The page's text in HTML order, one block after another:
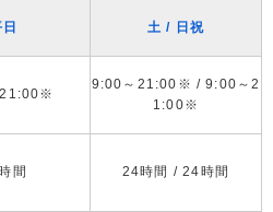
土 / 日祝
9:00～21:00※ / 9:00～2
1:00※
間 24時間 / 24時間